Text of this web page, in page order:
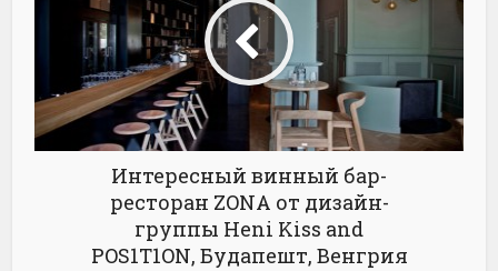
Интересный винный бар-
ресторан ZONA от дизайн-
группы Heni Kiss and
POS1T1ON, Будапешт, Венгрия